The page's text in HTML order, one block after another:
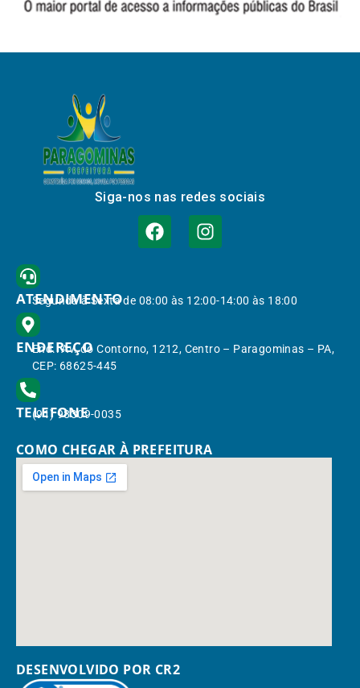
Siga-nos nas redes sociais
ATENDIMENTO
Segunda à Sexta de 08:00 às 12:00-14:00 às 18:00
ENDEREÇO
End.: Av. do Contorno, 1212, Centro – Paragominas – PA,
CEP: 68625-445
TELEFONE
(91) 98309-0035
COMO CHEGAR À PREFEITURA
DESENVOLVIDO POR CR2